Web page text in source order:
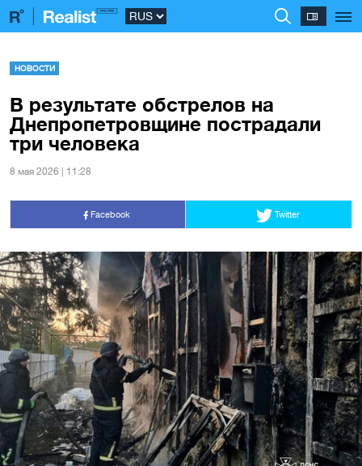
НОВОСТИ
В результате обстрелов на
Днепропетровщине пострадали
три человека
8 мая 2026 | 11:28
Facebook Twitter